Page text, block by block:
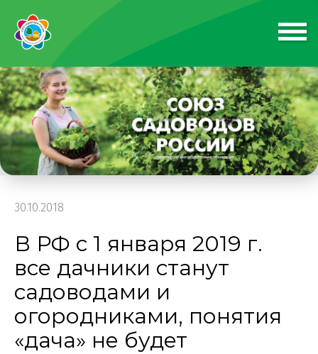
30.10.2018
В РФ с 1 января 2019 г.
все дачники станут
садоводами и
огородниками, понятия
«дача» не будет